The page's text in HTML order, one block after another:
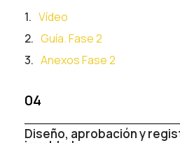
Vídeo
Guía. Fase 2
Anexos Fase 2
04
Diseño, aprobación y